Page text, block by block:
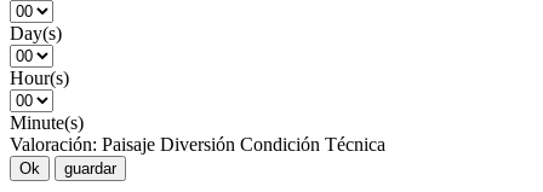
Day(s)
Hour(s)
Minute(s)
Valoración: Paisaje Diversión Condición Técnica
Ok guardar